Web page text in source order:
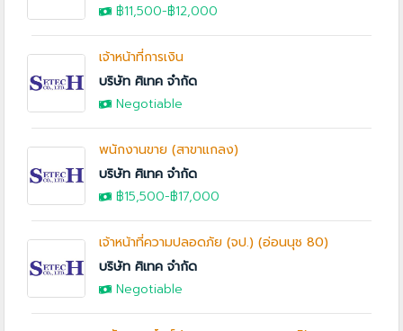
฿11,500-฿12,000
เจ้าหน้าที่การเงิน
บริษัท ศิเทค จำกัด
Negotiable
พนักงานขาย (สาขาแกลง)
บริษัท ศิเทค จำกัด
฿15,500-฿17,000
เจ้าหน้าที่ความปลอดภัย (จป.) (อ่อนนุช 80)
บริษัท ศิเทค จำกัด
Negotiable